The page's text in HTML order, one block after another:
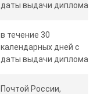
даты выдачи диплома
в течение 30
календарных дней с
даты выдачи диплома
Почтой России,